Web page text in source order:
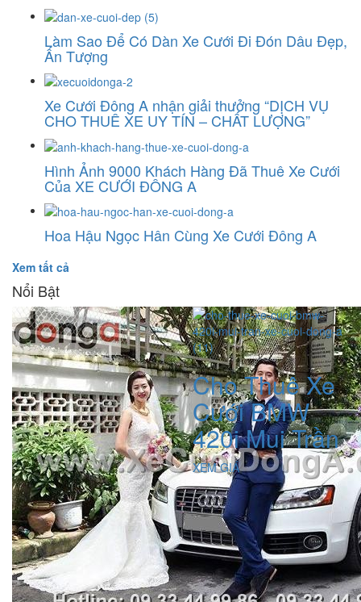
Làm Sao Để Có Dàn Xe Cưới Đi Đón Dâu Đẹp,
Ấn Tượng
Xe Cưới Đông A nhận giải thưởng “DỊCH VỤ
CHO THUÊ XE UY TÍN – CHẤT LƯỢNG”
Hình Ảnh 9000 Khách Hàng Đã Thuê Xe Cưới
Của XE CƯỚI ĐÔNG A
Hoa Hậu Ngọc Hân Cùng Xe Cưới Đông A
Xem tất cả
Nổi Bật
Cho Thuê Xe
Cưới BMW
420i Mui Trần
XEM GIÁ